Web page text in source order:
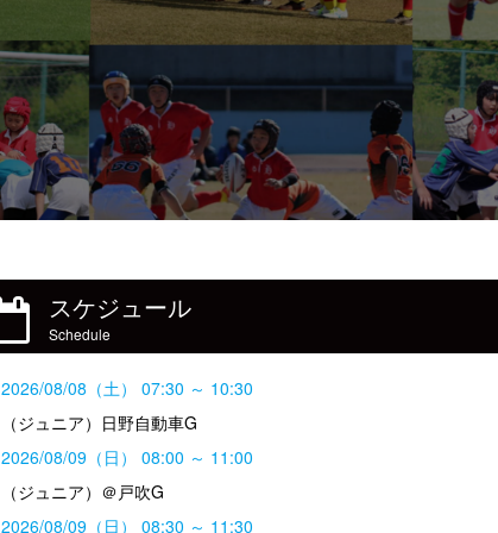
スケジュール
Schedule
2026/08/08（土） 07:30 ～ 10:30
（ジュニア）日野自動車G
2026/08/09（日） 08:00 ～ 11:00
（ジュニア）＠戸吹G
2026/08/09（日） 08:30 ～ 11:30